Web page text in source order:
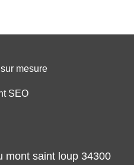
mesure
SEO
mont saint loup 34300